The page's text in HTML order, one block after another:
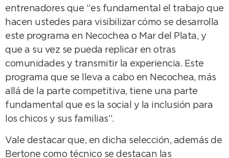
entrenadores que “es fundamental el trabajo que
hacen ustedes para visibilizar cómo se desarrolla
este programa en Necochea o Mar del Plata, y
que a su vez se pueda replicar en otras
comunidades y transmitir la experiencia. Este
programa que se lleva a cabo en Necochea, más
allá de la parte competitiva, tiene una parte
fundamental que es la social y la inclusión para
los chicos y sus familias”.
Vale destacar que, en dicha selección, además de
Bertone como técnico se destacan las